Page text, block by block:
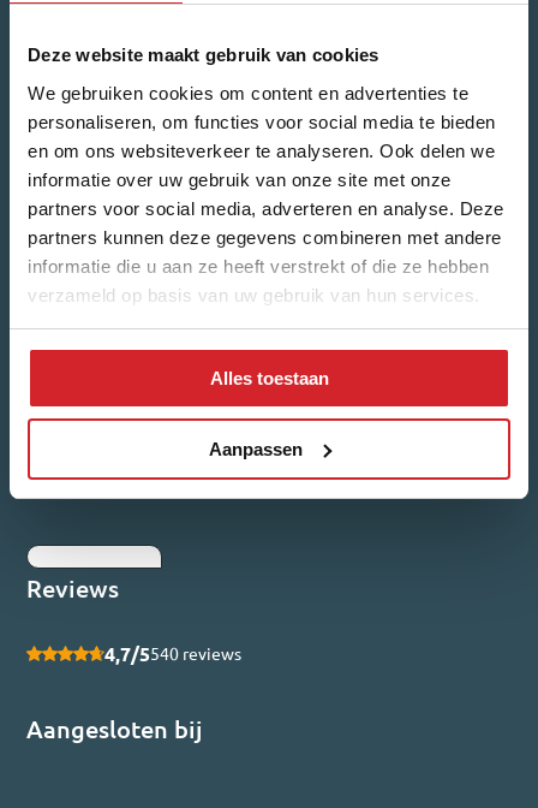
Deze website maakt gebruik van cookies
We gebruiken cookies om content en advertenties te
personaliseren, om functies voor social media te bieden
en om ons websiteverkeer te analyseren. Ook delen we
informatie over uw gebruik van onze site met onze
partners voor social media, adverteren en analyse. Deze
partners kunnen deze gegevens combineren met andere
informatie die u aan ze heeft verstrekt of die ze hebben
verzameld op basis van uw gebruik van hun services.
Alles toestaan
Aanpassen
Achternaam
E-mailadres*
Welk nieuws ontvang je graag?
Woonnieuws
Nieuwbouw-updates
Ik ga akkoord met hetprivacybeleid.
Reviews
4,7/5540 reviews
Aangesloten bij